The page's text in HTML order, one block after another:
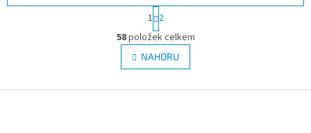
O
v
l
á
S
t
r
á
n
k
v
1 2
58položek celkem
NAHORU